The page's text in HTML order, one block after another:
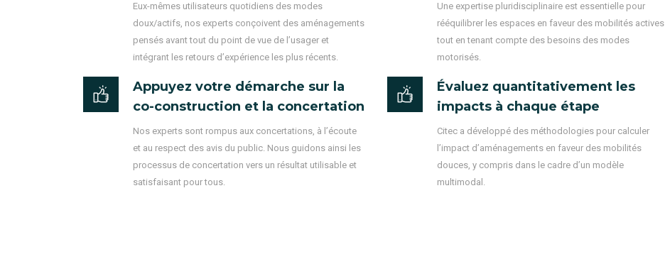
Eux-mêmes utilisateurs quotidiens des modes
doux/actifs, nos experts conçoivent des aménagements
pensés avant tout du point de vue de l’usager et
intégrant les retours d’expérience les plus récents.
Une expertise pluridisciplinaire est essentielle pour
rééquilibrer les espaces en faveur des mobilités actives
tout en tenant compte des besoins des modes
motorisés.
Appuyez votre démarche sur la
co-construction et la concertation
Nos experts sont rompus aux concertations, à l’écoute
et au respect des avis du public. Nous guidons ainsi les
processus de concertation vers un résultat utilisable et
satisfaisant pour tous.
Évaluez quantitativement les
impacts à chaque étape
Citec a développé des méthodologies pour calculer
l’impact d’aménagements en faveur des mobilités
douces, y compris dans le cadre d’un modèle
multimodal.